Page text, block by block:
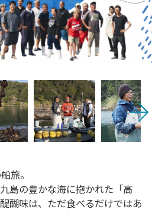
旅。
島の豊かな海に抱かれた「高
醐味は、ただ食べるだけではあ